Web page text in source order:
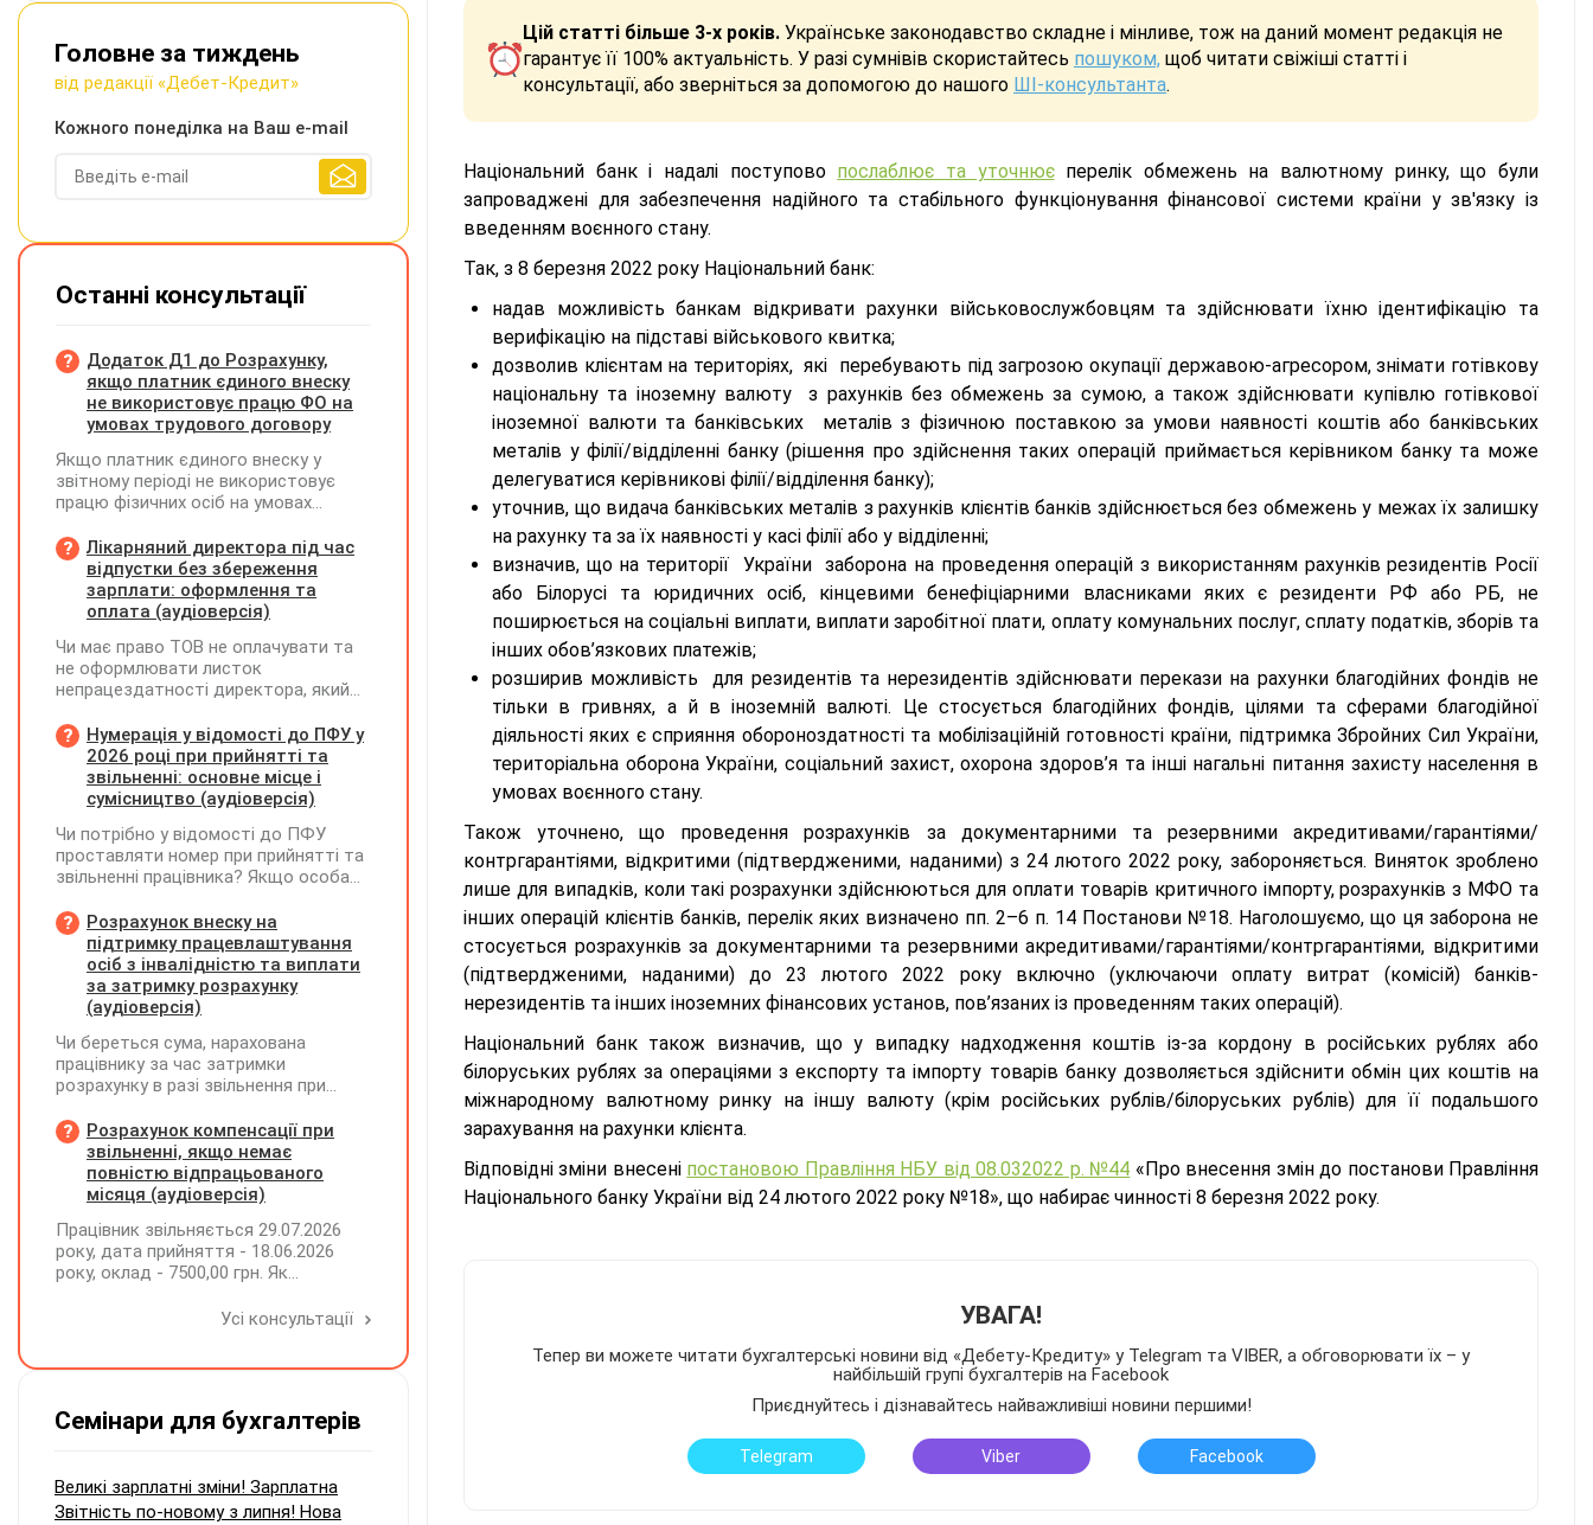
Цій статті більше 3-х років. Українське законодавство складне і мінливе, тож на даний момент редакція не
гарантує її 100% актуальність. У разі сумнівів скористайтесь пошуком, щоб читати свіжіші статті і
консультації, або зверніться за допомогою до нашого ШІ-консультанта.
Національний банк і надалі поступово послаблює та уточнюєперелік обмежень на валютному ринку, що були
запроваджені для забезпечення надійного та стабільного функціонування фінансової системи країни у зв'язку із
введенням воєнного стану.
Так, з 8 березня 2022 року Національний банк:
надав можливість банкам відкривати рахунки військовослужбовцям та здійснювати їхню ідентифікацію та
верифікацію на підставі військового квитка;
дозволив клієнтам на територіях, які перебувають під загрозою окупації державою-агресором, знімати готівкову
національну та іноземну валюту з рахунків без обмежень за сумою, а також здійснювати купівлю готівкової
іноземної валюти та банківських металів з фізичною поставкою за умови наявності коштів або банківських
металів у філії/відділенні банку (рішення про здійснення таких операцій приймається керівником банку та може
делегуватися керівникові філії/відділення банку);
уточнив, що видача банківських металів з рахунків клієнтів банків здійснюється без обмежень у межах їх залишку
на рахунку та за їх наявності у касі філії або у відділенні;
визначив, що на території України заборона на проведення операцій з використанням рахунків резидентів Росії
або Білорусі та юридичних осіб, кінцевими бенефіціарними власниками яких є резиденти РФ або РБ, не
поширюється на соціальні виплати, виплати заробітної плати, оплату комунальних послуг, сплату податків, зборів та
інших обов’язкових платежів;
розширив можливість для резидентів та нерезидентів здійснювати перекази на рахунки благодійних фондів не
тільки в гривнях, а й в іноземній валюті. Це стосується благодійних фондів, цілями та сферами благодійної
діяльності яких є сприяння обороноздатності та мобілізаційній готовності країни, підтримка Збройних Сил України,
територіальна оборона України, соціальний захист, охорона здоров’я та інші нагальні питання захисту населення в
умовах воєнного стану.
Також уточнено, що проведення розрахунків за документарними та резервними акредитивами/гарантіями/
контргарантіями, відкритими (підтвердженими, наданими) з 24 лютого 2022 року, забороняється. Виняток зроблено
лише для випадків, коли такі розрахунки здійснюються для оплати товарів критичного імпорту, розрахунків з МФО та
інших операцій клієнтів банків, перелік яких визначено пп. 2–6 п. 14 Постанови №18. Наголошуємо, що ця заборона не
стосується розрахунків за документарними та резервними акредитивами/гарантіями/контргарантіями, відкритими
(підтвердженими, наданими) до 23 лютого 2022 року включно (уключаючи оплату витрат (комісій) банків-
нерезидентів та інших іноземних фінансових установ, пов’язаних із проведенням таких операцій).
Національний банк також визначив, що у випадку надходження коштів із-за кордону в російських рублях або
білоруських рублях за операціями з експорту та імпорту товарів банку дозволяється здійснити обмін цих коштів на
міжнародному валютному ринку на іншу валюту (крім російських рублів/білоруських рублів) для її подальшого
зарахування на рахунки клієнта.
Відповідні зміни внесені постановою Правління НБУ від 08.032022 р. №44 «Про внесення змін до постанови Правління
Національного банку України від 24 лютого 2022 року №18», що набирає чинності 8 березня 2022 року.
УВАГА!
Тепер ви можете читати бухгалтерські новини від «Дебету-Кредиту» у Telegram та VIBER, а обговорювати їх – у
найбільшій групі бухгалтерів на Facebook
Приєднуйтесь і дізнавайтесь найважливіші новини першими!
Telegram Viber Facebook
Головне за тиждень
від редакції «Дебет-Кредит»
Кожного понеділка на Ваш e-mail
Останні консультації
Додаток Д1 до Розрахунку,
якщо платник єдиного внеску
не використовує працю ФО на
умовах трудового договору
Якщо платник єдиного внеску у
звітному періоді не використовує
працю фізичних осіб на умовах
на інших умовах, передбачених
законодавством, Додаток Д1/
Додаток ФІЗ-Д1 за відповідний
період не подається
Лікарняний директора під час
відпустки без збереження
зарплати: оформлення та
оплата (аудіоверсія)
Чи має право ТОВ не оплачувати та
не оформлювати листок
непрацездатності директора, який
збереження заробітної плати під час
призупинення діяльності
підприємства?
Нумерація у відомості до ПФУ у
2026 році при прийнятті та
звільненні: основне місце і
сумісництво (аудіоверсія)
Чи потрібно у відомості до ПФУ
проставляти номер при прийнятті та
звільненні працівника? Якщо особа
місцем роботи та за сумісництвом,
чи рахується це як два роботодавці?
Розрахунок внеску на
підтримку працевлаштування
осіб з інвалідністю та виплати
за затримку розрахунку
(аудіоверсія)
Чи береться сума, нарахована
працівнику за час затримки
розрахунку в разі звільнення при
заробітної плати (винагороди), для
розрахунку внеску на підтримку
працевлаштування осіб з
інвалідністю?
Розрахунок компенсації при
звільненні, якщо немає
повністю відпрацьованого
місяця (аудіоверсія)
Працівник звільняється 29.07.2026
року, дата прийняття - 18.06.2026
року, оклад - 7500,00 грн. Як
невикористаних днів відпустки при
Усі консультації
Семінари для бухгалтерів
Великі зарплатні зміни! Зарплатна
Звітність по-новому з липня! Нова